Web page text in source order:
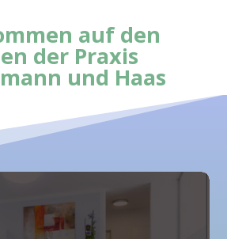
auf den
der Praxis
und Haas